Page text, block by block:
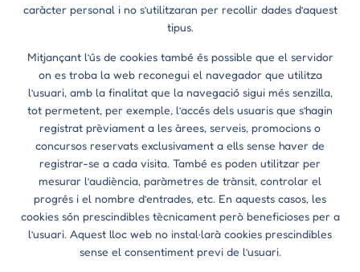
caràcter personal i no s’utilitzaran per recollir dades d’aquest
tipus.
Mitjançant l’ús de cookies també és possible que el servidor
on es troba la web reconegui el navegador que utilitza
l’usuari, amb la finalitat que la navegació sigui més senzilla,
tot permetent, per exemple, l’accés dels usuaris que s’hagin
registrat prèviament a les àrees, serveis, promocions o
concursos reservats exclusivament a ells sense haver de
registrar-se a cada visita. També es poden utilitzar per
mesurar l’audiència, paràmetres de trànsit, controlar el
progrés i el nombre d’entrades, etc. En aquests casos, les
cookies són prescindibles tècnicament però beneficioses per a
l’usuari. Aquest lloc web no instal·larà cookies prescindibles
sense el consentiment previ de l’usuari.